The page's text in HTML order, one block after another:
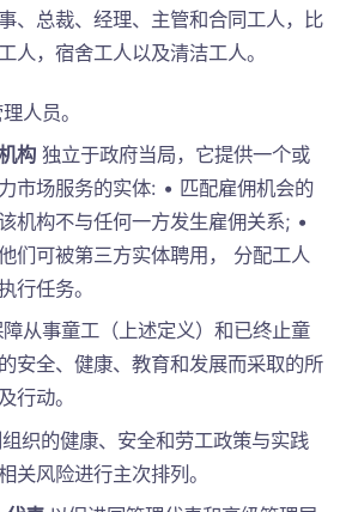
、总裁、经理、主管和合同工人，比
人，宿舍工人以及清洁工人。
人员。
构独立于政府当局，它提供一个或
市场服务的实体: • 匹配雇佣机会的
机构不与任何一方发生雇佣关系; •
们可被第三方实体聘用， 分配工人
行任务。
从事童工（上述定义）和已终止童
安全、健康、教育和发展而采取的所
行动。
织的健康、安全和劳工政策与实践
关风险进行主次排列。